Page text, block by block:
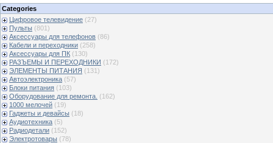
Categories
Цифровое телевидение (27)
Пульты (801)
Аксессуары для телефонов (86)
Кабели и переходники (258)
Аксессуары для ПК (130)
РАЗЪЕМЫ И ПЕРЕХОДНИКИ (172)
ЭЛЕМЕНТЫ ПИТАНИЯ (131)
Автоэлектроника (57)
Блоки питания (103)
Оборудование для ремонта. (162)
1000 мелочей (19)
Гаджеты и девайсы (18)
Аудиотехника (5)
Радиодетали (152)
Электротовары (78)